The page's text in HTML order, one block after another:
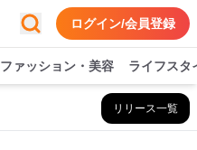
ログイン/会員登録
ファッション・美容 ライフスタ
リリース一覧